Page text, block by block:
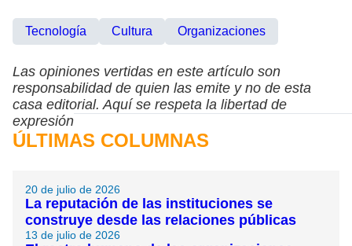
Tecnología Cultura Organizaciones
Las opiniones vertidas en este artículo son
responsabilidad de quien las emite y no de esta
casa editorial. Aquí se respeta la libertad de
expresión
ÚLTIMAS COLUMNAS
20 de julio de 2026
La reputación de las instituciones se
construye desde las relaciones públicas
13 de julio de 2026